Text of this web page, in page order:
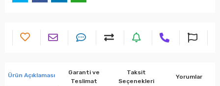
Ürün Açıklaması
Garanti ve
Teslimat
Taksit
Seçenekleri
Yorumlar